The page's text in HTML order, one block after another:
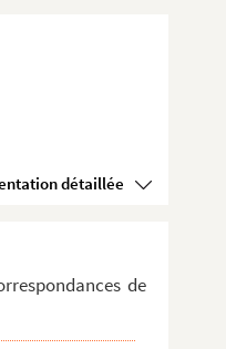
Voir la présentation détaillée
de